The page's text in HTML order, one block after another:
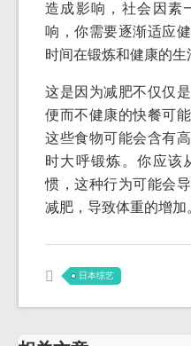
造成影响，社会因素
响，你需要逐渐适应
时间在锻炼和健康的生
这是因为减肥不仅仅
便而不健康的快餐可
这些食物可能会含有
时大呼锻炼。你应该
惯，这种行为可能会
减肥，导致体重的增加
日本综艺